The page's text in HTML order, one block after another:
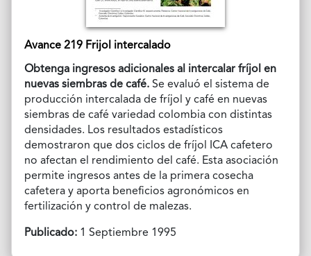
Avance 219 Frijol intercalado
Obtenga ingresos adicionales al intercalar fríjol en
nuevas siembras de café. Se evaluó el sistema de
producción intercalada de fríjol y café en nuevas
siembras de café variedad colombia con distintas
densidades. Los resultados estadísticos
demostraron que dos ciclos de fríjol ICA cafetero
no afectan el rendimiento del café. Esta asociación
permite ingresos antes de la primera cosecha
cafetera y aporta beneficios agronómicos en
fertilización y control de malezas.
Publicado:1 Septiembre 1995